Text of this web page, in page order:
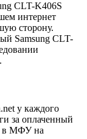
CLT-K406S
интернет
сторону.
Samsung CLT-
у каждого
за оплаченный
в МФУ на